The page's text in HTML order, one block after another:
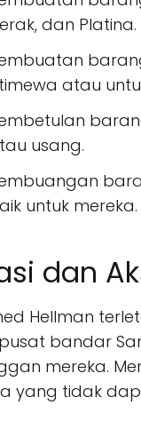
dan Platina.
atau
usang.
untuk mereka.
dan
Hellman
bandar
mereka.
yang tidak